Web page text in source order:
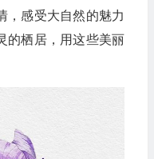
，感受大自然的魅力
的栖居，用这些美丽